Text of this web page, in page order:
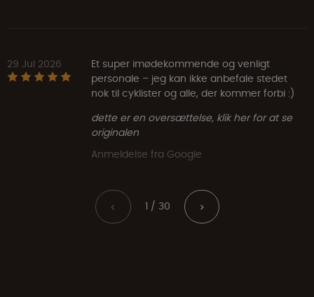
29 Jul 2026
Et super imødekommende og venligt
personale – jeg kan ikke anbefale stedet
nok til cyklister og alle, der kommer forbi :)
dette er en oversættelse, klik her for at se
originalen
Anmeldelse fra Google
< 1 / 30 >